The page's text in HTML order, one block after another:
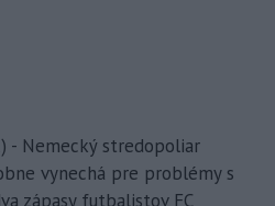
- Nemecký stredopoliar
vynechá pre problémy s
zápasy futbalistov FC